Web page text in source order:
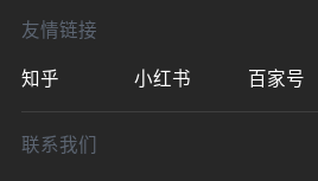
友情链接
知乎
小红书 百家号
联系我们